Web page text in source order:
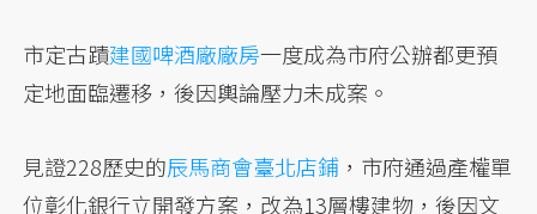
市定古蹟建國啤酒廠廠房一度成為市府公辦都更預
定地面臨遷移，後因輿論壓力未成案。
見證228歷史的辰馬商會臺北店鋪 ，市府通過產權單
位彰化銀行立開發方案，改為13層樓建物，後因文